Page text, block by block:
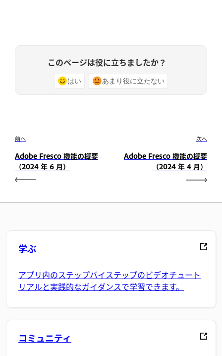
このページは役に立ちましたか？
はい あまり役に立たない
前へ
Adobe Fresco 機能の概要
（2024 年 6 月）
次へ
Adobe Fresco 機能の概要
（2024 年 4 月）
学ぶ
アプリ内のステップバイステップのビデオチュート
リアルと実践的なガイダンスで学習できます。
コミュニティ